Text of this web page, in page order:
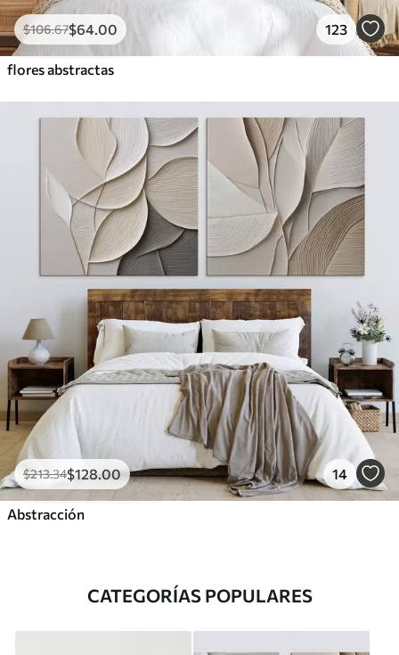
$106.67$64.00 123
flores abstractas
$213.34$128.00 14
Abstracción
CATEGORÍAS POPULARES